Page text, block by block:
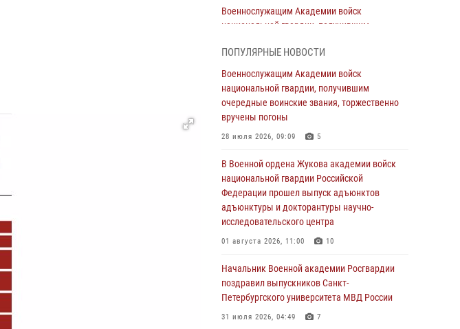
Военнослужащим Академии войск
национальной гвардии, получившим
вручены погоны
28 июля 2026, 09:09 5
В Военной академии Росгвардии оглашены
итоги абитуриентских сборов 2026 года
27 июля 2026, 14:49 7
Военная академия информирует!
23 июля 2026, 04:51
Курсант Военной академии войск
национальной гвардии принял участие в
профориентационной встрече в Иверском
22 июля 2026, 09:41 6
Мастер‑класс по стрельбе: точность, тактика,
профессионализм
ПОПУЛЯРНЫЕ НОВОСТИ
Военнослужащим Академии войск
национальной гвардии, получившим
очередные воинские звания, торжественно
вручены погоны
28 июля 2026, 09:09 5
В Военной ордена Жукова академии войск
национальной гвардии Российской
Федерации прошел выпуск адъюнктов
адъюнктуры и докторантуры научно-
исследовательского центра
01 августа 2026, 11:00 10
Начальник Военной академии Росгвардии
поздравил выпускников Санкт-
Петербургского университета МВД России
31 июля 2026, 04:49 7